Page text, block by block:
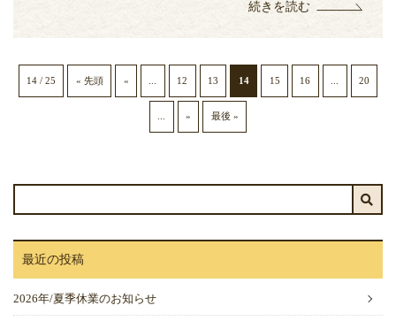
続きを読む
14 / 25 « 先頭 « 12 13 14 15 16 20
» 最後 »
最近の投稿
2026年/夏季休業のお知らせ